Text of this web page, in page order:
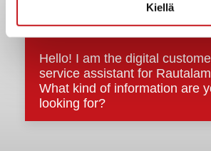
Kiellä
Evästeet
Saavutettavuusseloste
Tietosuoja
Tietosuojaselosteet